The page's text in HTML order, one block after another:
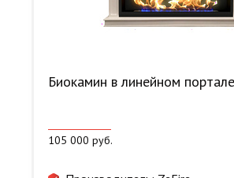
Биокамин в линейном
105 000 руб.